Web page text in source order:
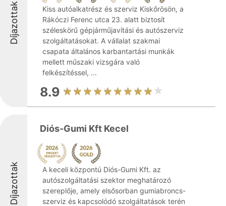
Díjazottak
Kiss autóalkatrész és szerviz Kiskőrösön, a
Rákóczi Ferenc utca 23. alatt biztosít
széleskörű gépjárműjavítási és autószerviz
szolgáltatásokat. A vállalat szakmai
csapata általános karbantartási munkák
mellett műszaki vizsgára való
felkészítéssel, ...
8.9
Díjazottak
Diós-Gumi Kft Kecel
A keceli központú Diós-Gumi Kft. az
autószolgáltatási szektor meghatározó
szereplője, amely elsősorban gumiabroncs-
szerviz és kapcsolódó szolgáltatások terén